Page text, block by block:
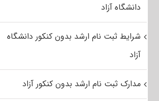
دانشگاه آزاد
شرایط ثبت نام ارشد بدون کنکور دانشگاه
آزاد
مدارک ثبت نام ارشد بدون کنکور آزاد